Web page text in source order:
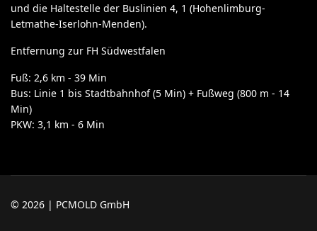
und die Haltestelle der Buslinien 4, 1 (Hohenlimburg-
Letmathe-Iserlohn-Menden).
Entfernung zur FH Südwestfalen
Fuß: 2,6 km - 39 Min
Bus: Linie 1 bis Stadtbahnhof (5 Min) + Fußweg (800 m - 14
Min)
PKW: 3,1 km - 6 Min
© 2026 | PCMOLD GmbH